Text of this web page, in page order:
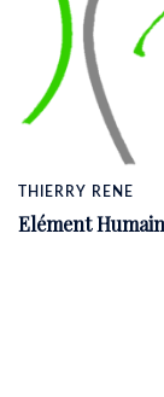
THIERRY RENE
Elément Humain